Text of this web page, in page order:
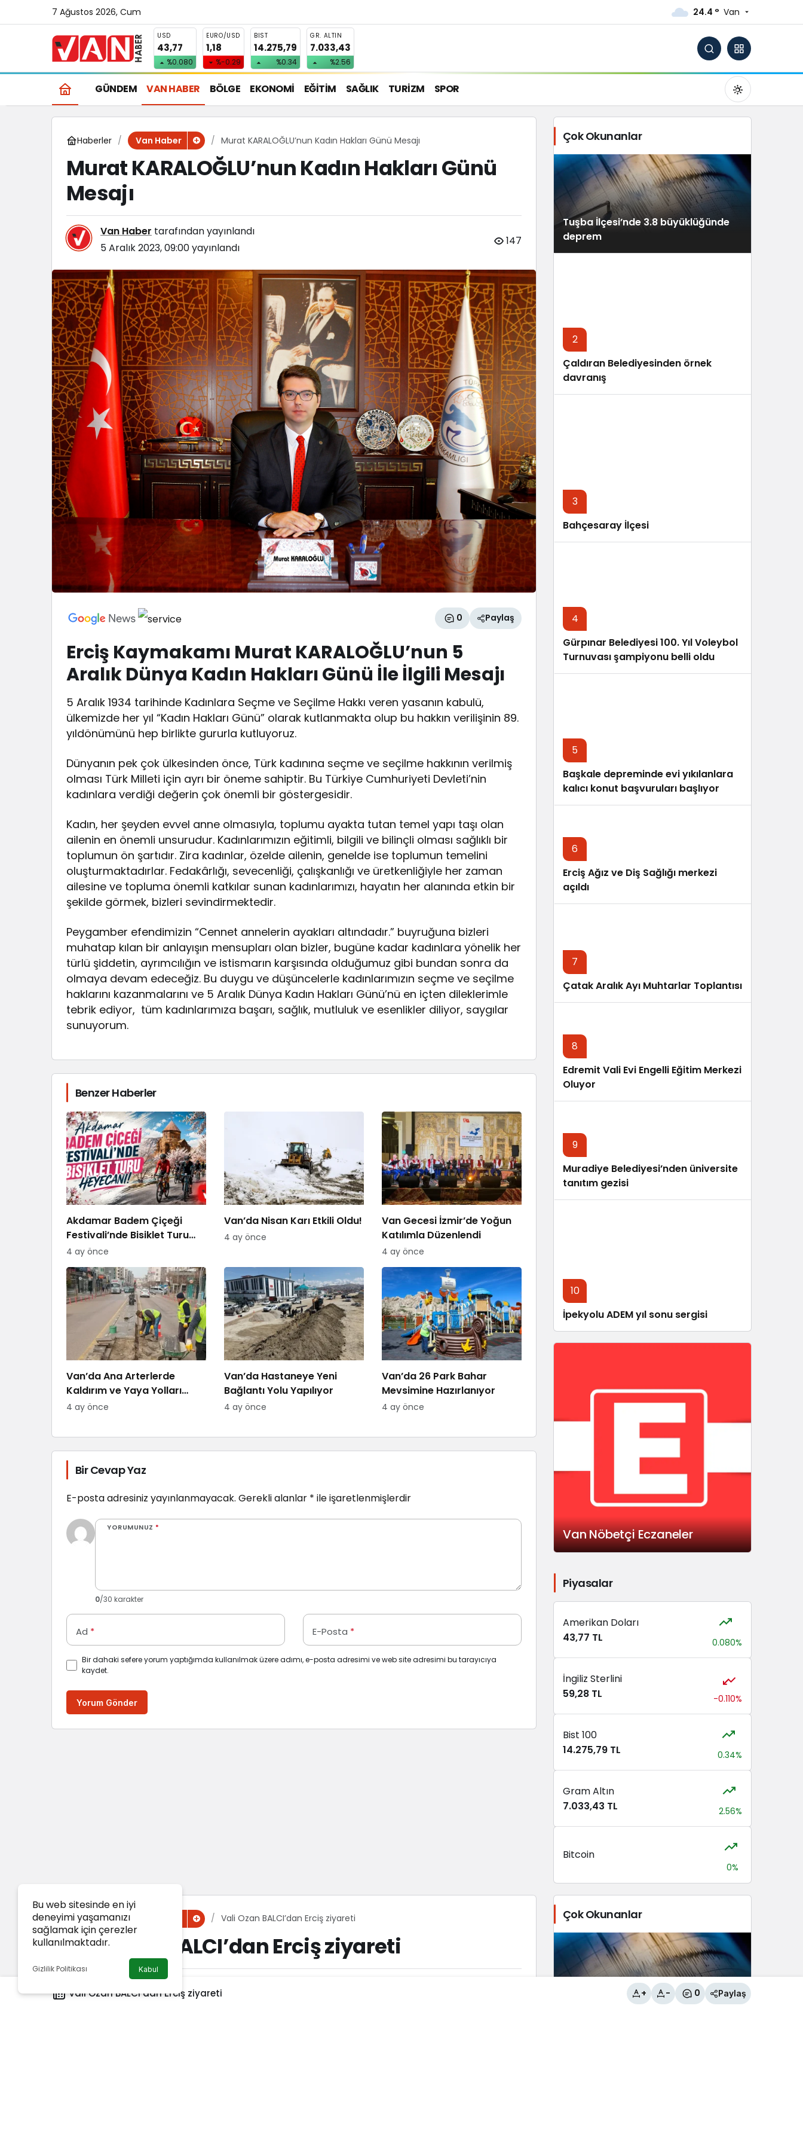
7 Ağustos 2026, Cum 24.4 ° Van
USD
43,77
%0.080
EURO/USD
1,18
%-0.29
BIST
14.275,79
%0.34
GR. ALTIN
7.033,43
%2.56
GÜNDEM VAN HABER BÖLGE EKONOMİ EĞİTİM SAĞLIK TURİZM SPOR
Gündüz Modu
Gündüz modunu seçin.
Haberler Van Haber Murat KARALOĞLU’nun Kadın Hakları Günü Mesajı
Murat KARALOĞLU’nun Kadın Hakları Günü
Mesajı
Van Haber tarafından yayınlandı
5 Aralık 2023, 09:00yayınlandı
147
0 Paylaş
Erciş Kaymakamı Murat KARALOĞLU’nun 5
Aralık Dünya Kadın Hakları Günü İle İlgili Mesajı
5 Aralık 1934 tarihinde Kadınlara Seçme ve Seçilme Hakkı veren yasanın kabulü,
ülkemizde her yıl “Kadın Hakları Günü” olarak kutlanmakta olup bu hakkın verilişinin 89.
yıldönümünü hep birlikte gururla kutluyoruz.
Dünyanın pek çok ülkesinden önce, Türk kadınına seçme ve seçilme hakkının verilmiş
olması Türk Milleti için ayrı bir öneme sahiptir. Bu Türkiye Cumhuriyeti Devleti’nin
kadınlara verdiği değerin çok önemli bir göstergesidir.
Kadın, her şeyden evvel anne olmasıyla, toplumu ayakta tutan temel yapı taşı olan
ailenin en önemli unsurudur. Kadınlarımızın eğitimli, bilgili ve bilinçli olması sağlıklı bir
toplumun ön şartıdır. Zira kadınlar, özelde ailenin, genelde ise toplumun temelini
oluşturmaktadırlar. Fedakârlığı, sevecenliği, çalışkanlığı ve üretkenliğiyle her zaman
ailesine ve topluma önemli katkılar sunan kadınlarımızı, hayatın her alanında etkin bir
şekilde görmek, bizleri sevindirmektedir.
Peygamber efendimizin “Cennet annelerin ayakları altındadır.” buyruğuna bizleri
muhatap kılan bir anlayışın mensupları olan bizler, bugüne kadar kadınlara yönelik her
türlü şiddetin, ayrımcılığın ve istismarın karşısında olduğumuz gibi bundan sonra da
olmaya devam edeceğiz. Bu duygu ve düşüncelerle kadınlarımızın seçme ve seçilme
haklarını kazanmalarını ve 5 Aralık Dünya Kadın Hakları Günü’nü en içten dileklerimle
tebrik ediyor, tüm kadınlarımıza başarı, sağlık, mutluluk ve esenlikler diliyor, saygılar
sunuyorum.
Benzer Haberler
Akdamar Badem Çiçeği
Festivali’nde Bisiklet Turu
Heyecanı
4 ay önce
Van’da Nisan Karı Etkili Oldu!
4 ay önce
Van Gecesi İzmir’de Yoğun
Katılımla Düzenlendi
4 ay önce
Van’da Ana Arterlerde
Kaldırım ve Yaya Yolları
Yenileniyor
4 ay önce
Van’da Hastaneye Yeni
Bağlantı Yolu Yapılıyor
4 ay önce
Van’da 26 Park Bahar
Mevsimine Hazırlanıyor
4 ay önce
Bir Cevap Yaz
E-posta adresiniz yayınlanmayacak. Gerekli alanlar * ile işaretlenmişlerdir
YORUMUNUZ *
0/30 karakter
Ad * E-Posta *
Bir dahaki sefere yorum yaptığımda kullanılmak üzere adımı, e-posta adresimi ve web site adresimi bu tarayıcıya
kaydet.
Yorum Gönder
Çok Okunanlar
Tuşba İlçesi’nde 3.8 büyüklüğünde
deprem
2
Çaldıran Belediyesinden örnek
davranış
3
Bahçesaray İlçesi
4
Gürpınar Belediyesi 100. Yıl Voleybol
Turnuvası şampiyonu belli oldu
5
Başkale depreminde evi yıkılanlara
kalıcı konut başvuruları başlıyor
6
Erciş Ağız ve Diş Sağlığı merkezi
açıldı
7
Çatak Aralık Ayı Muhtarlar Toplantısı
8
Edremit Vali Evi Engelli Eğitim Merkezi
Oluyor
9
Muradiye Belediyesi’nden üniversite
tanıtım gezisi
10
İpekyolu ADEM yıl sonu sergisi
Van Nöbetçi Eczaneler
Piyasalar
Amerikan Doları
43,77 TL
0.080%
İngiliz Sterlini
59,28 TL
-0.110%
Bist 100
14.275,79 TL
0.34%
Gram Altın
7.033,43 TL
2.56%
Bitcoin
0%
Haberler Vali Ozan BALCI’dan Erciş ziyareti
Vali Ozan BALCI’dan Erciş ziyareti
4 Aralık 2023, 10:00 yayınlandı
Vali Ozan BALCI’dan Erciş ziyareti + - 0 Paylaş
Çok Okunanlar
Tuşba İlçesi’nde 3.8 büyüklüğünde
Bu web sitesinde en iyi
deneyimi yaşamanızı
sağlamak için çerezler
kullanılmaktadır.
Gizlilik Politikası Kabul